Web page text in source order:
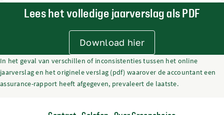
Lees het volledige jaarverslag als PDF
Download hier
In het geval van verschillen of inconsistenties tussen het online
jaarverslag en het originele verslag (pdf) waarover de accountant een
assurance-rapport heeft afgegeven, prevaleert de laatste.